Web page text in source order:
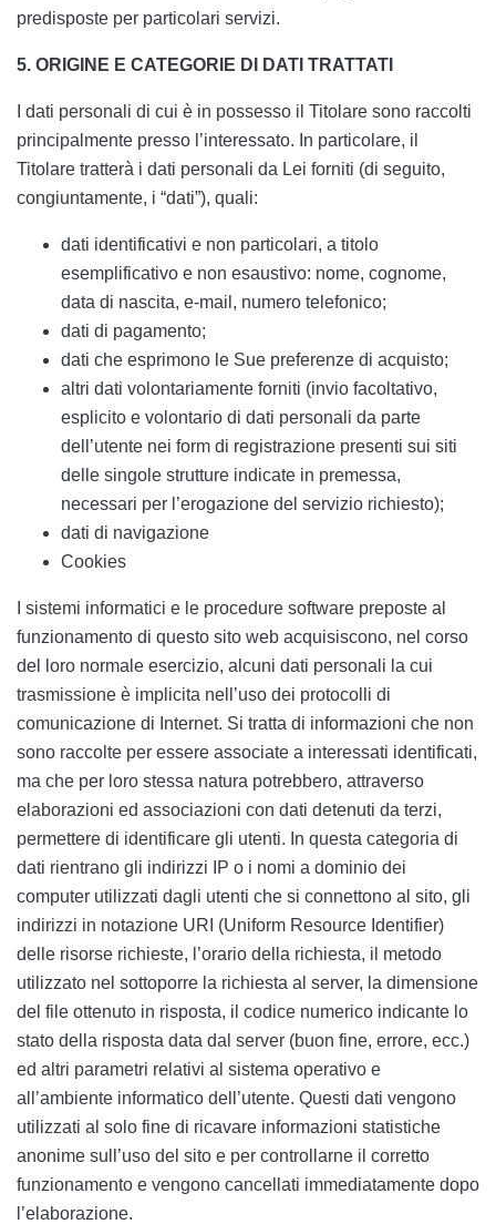
predisposte per particolari servizi.
5. ORIGINE E CATEGORIE DI DATI TRATTATI
I dati personali di cui è in possesso il Titolare sono raccolti
principalmente presso l’interessato. In particolare, il
Titolare tratterà i dati personali da Lei forniti (di seguito,
congiuntamente, i “dati”), quali:
dati identificativi e non particolari, a titolo
esemplificativo e non esaustivo: nome, cognome,
data di nascita, e-mail, numero telefonico;
dati di pagamento;
dati che esprimono le Sue preferenze di acquisto;
altri dati volontariamente forniti (invio facoltativo,
esplicito e volontario di dati personali da parte
dell’utente nei form di registrazione presenti sui siti
delle singole strutture indicate in premessa,
necessari per l’erogazione del servizio richiesto);
dati di navigazione
Cookies
I sistemi informatici e le procedure software preposte al
funzionamento di questo sito web acquisiscono, nel corso
del loro normale esercizio, alcuni dati personali la cui
trasmissione è implicita nell’uso dei protocolli di
comunicazione di Internet. Si tratta di informazioni che non
sono raccolte per essere associate a interessati identificati,
ma che per loro stessa natura potrebbero, attraverso
elaborazioni ed associazioni con dati detenuti da terzi,
permettere di identificare gli utenti. In questa categoria di
dati rientrano gli indirizzi IP o i nomi a dominio dei
computer utilizzati dagli utenti che si connettono al sito, gli
indirizzi in notazione URI (Uniform Resource Identifier)
delle risorse richieste, l’orario della richiesta, il metodo
utilizzato nel sottoporre la richiesta al server, la dimensione
del file ottenuto in risposta, il codice numerico indicante lo
stato della risposta data dal server (buon fine, errore, ecc.)
ed altri parametri relativi al sistema operativo e
all’ambiente informatico dell’utente. Questi dati vengono
utilizzati al solo fine di ricavare informazioni statistiche
anonime sull’uso del sito e per controllarne il corretto
funzionamento e vengono cancellati immediatamente dopo
l’elaborazione.